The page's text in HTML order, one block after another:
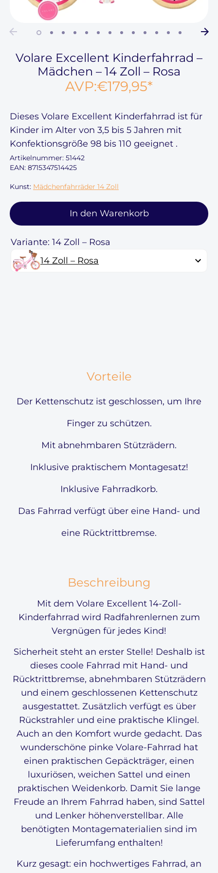
Volare Excellent Kinderfahrrad –
Mädchen – 14 Zoll – Rosa
AVP:€179,95*
Dieses Volare Excellent Kinderfahrrad ist für
Kinder im Alter von 3,5 bis 5 Jahren mit
Konfektionsgröße 98 bis 110 geeignet .
Artikelnummer: 51442
EAN: 8715347514425
Kunst: Mädchenfahrräder 14 Zoll
In den Warenkorb
Variante: 14 Zoll – Rosa
14 Zoll – Rosa
Vorteile
Der Kettenschutz ist geschlossen, um Ihre
Finger zu schützen.
Mit abnehmbaren Stützrädern.
Inklusive praktischem Montagesatz!
Inklusive Fahrradkorb.
Das Fahrrad verfügt über eine Hand- und
eine Rücktrittbremse.
Beschreibung
Mit dem Volare Excellent 14-Zoll-
Kinderfahrrad wird Radfahrenlernen zum
Vergnügen für jedes Kind!
Sicherheit steht an erster Stelle! Deshalb ist
dieses coole Fahrrad mit Hand- und
Rücktrittbremse, abnehmbaren Stützrädern
und einem geschlossenen Kettenschutz
ausgestattet. Zusätzlich verfügt es über
Rückstrahler und eine praktische Klingel.
Auch an den Komfort wurde gedacht. Das
wunderschöne pinke Volare-Fahrrad hat
einen praktischen Gepäckträger, einen
luxuriösen, weichen Sattel und einen
praktischen Weidenkorb. Damit Sie lange
Freude an Ihrem Fahrrad haben, sind Sattel
und Lenker höhenverstellbar. Alle
benötigten Montagematerialien sind im
Lieferumfang enthalten!
Kurz gesagt: ein hochwertiges Fahrrad, an